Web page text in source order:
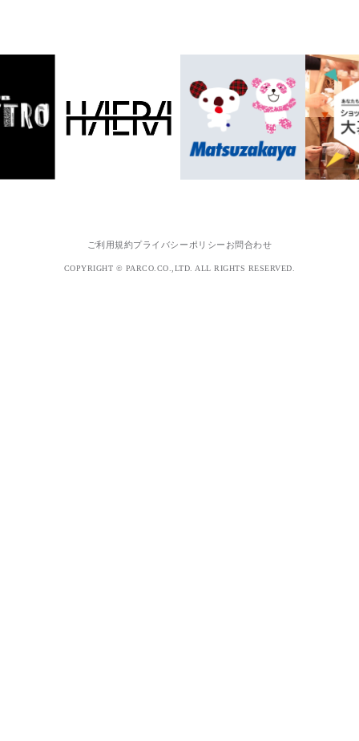
ご利用規約プライバシーポリシー お問合わせ
COPYRIGHT © PARCO.CO.,LTD. ALL RIGHTS RESERVED.